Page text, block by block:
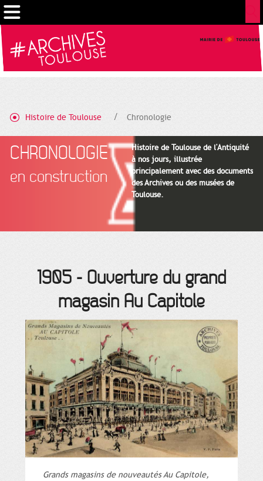
Histoire de Toulouse Chronologie
CHRONOLOGIE
en construction
Histoire de Toulouse de l'Antiquité
à nos jours, illustrée
principalement avec des documents
des Archives ou des musées de
Toulouse.
1905 - Ouverture du grand
magasin Au Capitole
Grands magasins de nouveautés Au Capitole,
Cookies management panel